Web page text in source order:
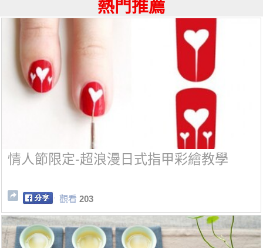
熱門推薦
情人節限定-超浪漫日式指甲彩繪教學
觀看 203